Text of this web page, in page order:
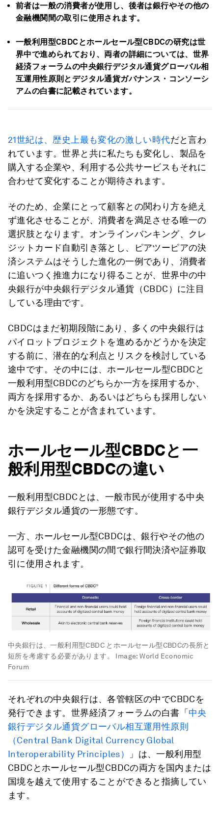
前者は一般の消費者が使用し、後者は銀行やその他の
金融機関間の取引に使用されます。
一般利用型CBDCとホールセール型CBDCの研究は世
界中で進められており、両者の詳細については、世界
経済フォーラムの中央銀行デジタル通貨グローバル相
互運用性原則とデジタル通貨ガバナンス・コンソーシ
アムの白書に記載されています。
21世紀は、歴史上最も変化の激しい時代だと言わ
れています。世界と共に私たちも変化し、製品を
購入する企業や、利用する公共サービスもそれに
合わせて変化することが期待されます。
そのため、企業にとって顧客との関わり方を絶え
ず進化させることが、消費者を満足させる唯一の
選択肢となります。オンラインバンキング、クレ
ジットカード自動引き落とし、ピアツーピアの決
済システムはそうした進化の一例であり、消費者
に追いつく推進力になり得ることが、世界中の中
央銀行が中央銀行デジタル通貨（CBDC）に注目
している理由です。
CBDCはまだ初期段階にあり、多くの中央銀行は
パイロットプロジェクトを進めるかどうかを決定
する前に、潜在的な利点とリスクを検討している
途中です。その中には、ホールセール型CBDCと
一般利用型CBDCのどちらか一方を採用するか、
両方を採用するか、あるいはどちらも採用しない
かを決定することが含まれています。
ホールセール型CBDCと一
般利用型CBDCの違い
一般利用型CBDCとは、一般市民が使用する中央
銀行デジタル通貨の一形態です。
一方、ホールセール型CBDCは、銀行やその他の
認可を受けた金融機関の間で銀行間決済や証券取
引に使用されます。
中央銀行は、一般利用型CBDC とホールセール型CBDCの長所と
短所を考慮する必要があります。
Image:World Economic
Forum
それぞれの中央銀行は、各管轄区の中でCBDCを
発行できます。世界経済フォーラムの白書「 中央
銀行デジタル通貨グローバル相互運用性原則
（Central Bank Digital Currency Global
Interoperability Principles）
」は、一般利用型
CBDCとホールセール型CBDCの両方を国内または
国境を越えて使用することができると指摘してい
ます。